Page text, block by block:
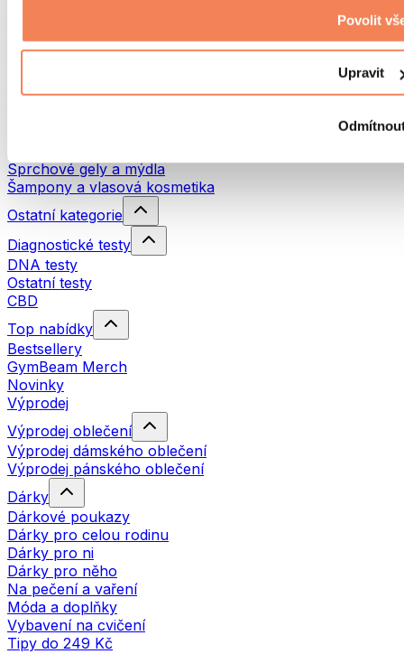
Povolit
Upravit
Red Light Therapy
Vodní filtry a konvice
Sprchové gely a mýdla
Šampony a vlasová kosmetika
Ostatní kategorie
Diagnostické testy
DNA testy
Ostatní testy
CBD
Top nabídky
Bestsellery
GymBeam Merch
Novinky
Výprodej
Výprodej oblečení
Výprodej dámského oblečení
Výprodej pánského oblečení
Dárky
Dárkové poukazy
Dárky pro celou rodinu
Dárky pro ni
Dárky pro něho
Na pečení a vaření
Móda a doplňky
Vybavení na cvičení
Tipy do 249 Kč